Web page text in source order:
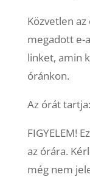
Közvetlen
megadott e-
linket, amin
óránkon.
Az órát tartja:
FIGYELEM!
az órára.
még nem